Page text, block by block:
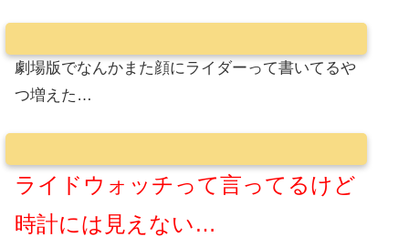
劇場版でなんかまた顔にライダーって書いてるや
つ増えた…
ライドウォッチって言ってるけど
時計には見えない…